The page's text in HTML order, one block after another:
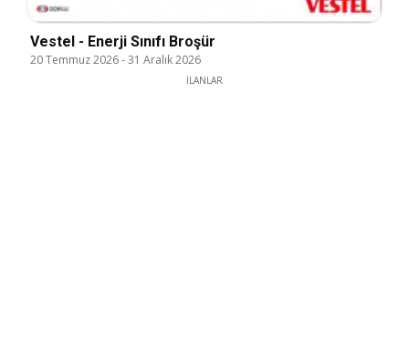
Vestel - Enerji Sınıfı Broşür
20 Temmuz 2026-31 Aralık 2026
İLANLAR